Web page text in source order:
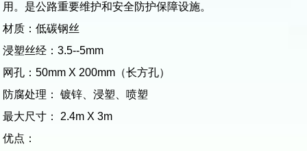
用。是公路重要维护和安全防护保障设施。
材质：低碳钢丝
浸塑丝经：3.5--5mm
网孔：50mm X 200mm（长方孔）
防腐处理： 镀锌、浸塑、喷塑
最大尺寸： 2.4m X 3m
优点：